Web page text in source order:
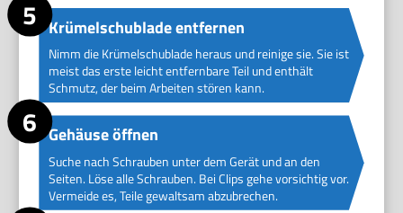
Krümelschublade entfernen
Nimm die Krümelschublade heraus und reinige sie. Sie ist
meist das erste leicht entfernbare Teil und enthält
Schmutz, der beim Arbeiten stören kann.
Gehäuse öffnen
Suche nach Schrauben unter dem Gerät und an den
Seiten. Löse alle Schrauben. Bei Clips gehe vorsichtig vor.
Vermeide es, Teile gewaltsam abzubrechen.